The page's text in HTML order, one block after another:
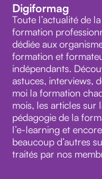
Digiformag
Toute l’actualité de la
formation
dédiée aux
formation et
indépendants.
astuces, interviews,
moi la formation
mois, les articles sur
pédagogie de la
l’e-learning et encore
beaucoup d’autres
traités par nos